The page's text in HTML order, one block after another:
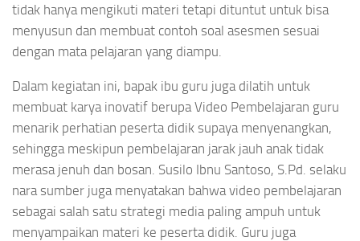
tidak hanya mengikuti materi tetapi dituntut untuk bisa
menyusun dan membuat contoh soal asesmen sesuai
dengan mata pelajaran yang diampu.
Dalam kegiatan ini, bapak ibu guru juga dilatih untuk
membuat karya inovatif berupa Video Pembelajaran guru
menarik perhatian peserta didik supaya menyenangkan,
sehingga meskipun pembelajaran jarak jauh anak tidak
merasa jenuh dan bosan. Susilo Ibnu Santoso, S.Pd. selaku
nara sumber juga menyatakan bahwa video pembelajaran
sebagai salah satu strategi media paling ampuh untuk
menyampaikan materi ke peserta didik. Guru juga